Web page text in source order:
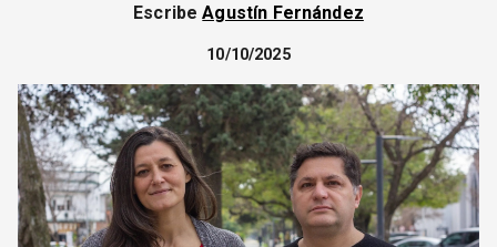
ECONOMÍA
SOCIEDAD Y CULTURA
JUVENTUD
CORREO DE LECTORES
DEBATE
ARCHIVO
DECLARACIONES
OPINIÓN
EscribeAgustín Fernández
10/10/2025